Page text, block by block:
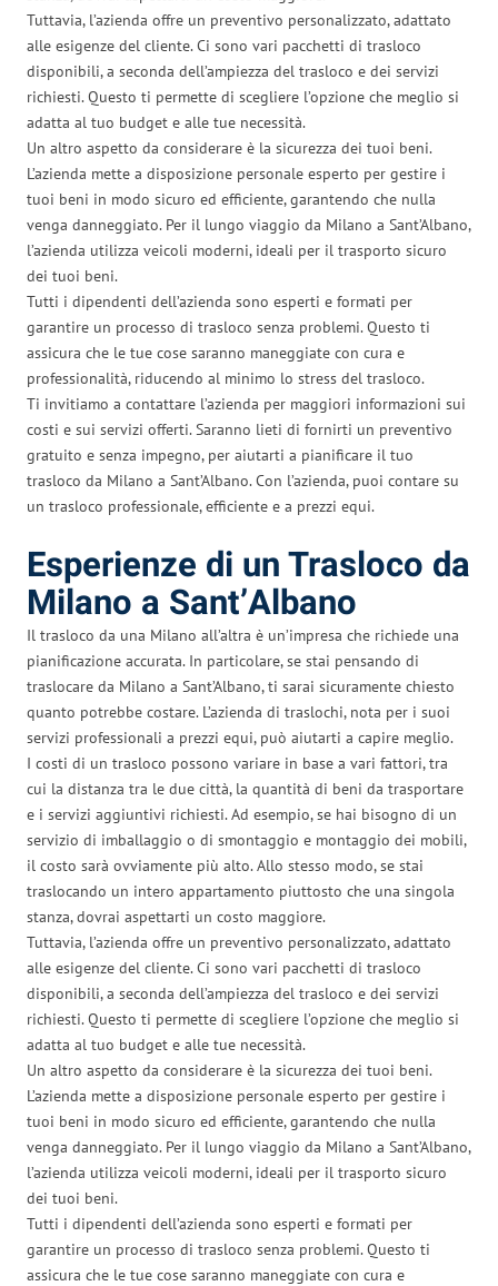
Tuttavia, l’azienda offre un preventivo personalizzato, adattato
alle esigenze del cliente. Ci sono vari pacchetti di trasloco
disponibili, a seconda dell’ampiezza del trasloco e dei servizi
richiesti. Questo ti permette di scegliere l’opzione che meglio si
adatta al tuo budget e alle tue necessità.
Un altro aspetto da considerare è la sicurezza dei tuoi beni.
L’azienda mette a disposizione personale esperto per gestire i
tuoi beni in modo sicuro ed efficiente, garantendo che nulla
venga danneggiato. Per il lungo viaggio da Milano a Sant’Albano,
l’azienda utilizza veicoli moderni, ideali per il trasporto sicuro
dei tuoi beni.
Tutti i dipendenti dell’azienda sono esperti e formati per
garantire un processo di trasloco senza problemi. Questo ti
assicura che le tue cose saranno maneggiate con cura e
professionalità, riducendo al minimo lo stress del trasloco.
Ti invitiamo a contattare l’azienda per maggiori informazioni sui
costi e sui servizi offerti. Saranno lieti di fornirti un preventivo
gratuito e senza impegno, per aiutarti a pianificare il tuo
trasloco da Milano a Sant’Albano. Con l’azienda, puoi contare su
un trasloco professionale, efficiente e a prezzi equi.
Esperienze di un Trasloco da
Milano a Sant’Albano
Il trasloco da una Milano all’altra è un’impresa che richiede una
pianificazione accurata. In particolare, se stai pensando di
traslocare da Milano a Sant’Albano, ti sarai sicuramente chiesto
quanto potrebbe costare. L’azienda di traslochi, nota per i suoi
servizi professionali a prezzi equi, può aiutarti a capire meglio.
I costi di un trasloco possono variare in base a vari fattori, tra
cui la distanza tra le due città, la quantità di beni da trasportare
e i servizi aggiuntivi richiesti. Ad esempio, se hai bisogno di un
servizio di imballaggio o di smontaggio e montaggio dei mobili,
il costo sarà ovviamente più alto. Allo stesso modo, se stai
traslocando un intero appartamento piuttosto che una singola
stanza, dovrai aspettarti un costo maggiore.
Tuttavia, l’azienda offre un preventivo personalizzato, adattato
alle esigenze del cliente. Ci sono vari pacchetti di trasloco
disponibili, a seconda dell’ampiezza del trasloco e dei servizi
richiesti. Questo ti permette di scegliere l’opzione che meglio si
adatta al tuo budget e alle tue necessità.
Un altro aspetto da considerare è la sicurezza dei tuoi beni.
L’azienda mette a disposizione personale esperto per gestire i
tuoi beni in modo sicuro ed efficiente, garantendo che nulla
venga danneggiato. Per il lungo viaggio da Milano a Sant’Albano,
l’azienda utilizza veicoli moderni, ideali per il trasporto sicuro
dei tuoi beni.
Tutti i dipendenti dell’azienda sono esperti e formati per
garantire un processo di trasloco senza problemi. Questo ti
assicura che le tue cose saranno maneggiate con cura e